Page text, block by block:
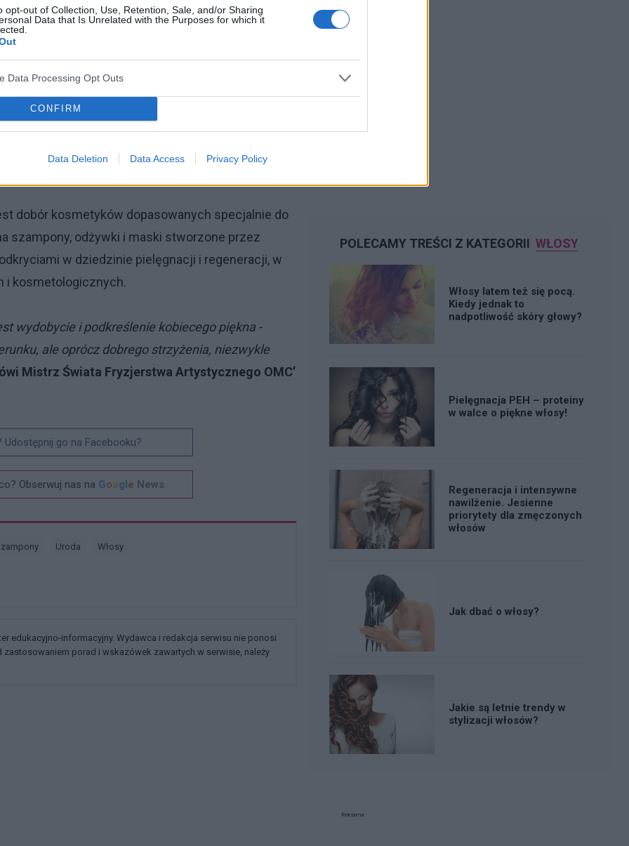
opt-out of Collection, Use, Retention, Sale, and/or Sharing
Data that Is Unrelated with the Purposes for which it
Data Processing Opt Outs
CONFIRM
Data Deletion Data Access Privacy Policy
się wiele zdrowych tłuszczów –jak
na które nasze włosy narażone są latem,
chronią włosy?
we włosie, a oprócz tego zaburzona zostaje
są podatne na uszkodzenia, łamliwe i matowe
dobór kosmetyków dopasowanych specjalnie do
szampony, odżywki i maski stworzone przez
w dziedzinie pielęgnacji i regeneracji, w
i kosmetologicznych.
wydobycie i podkreślenie kobiecego piękna -
ale oprócz dobrego strzyżenia, niezwykle
Mistrz Świata Fryzjerstwa Artystycznego OMC’
Udostępnij go na Facebooku?
Obserwuj nas na Google News
Szampony Uroda Włosy
edukacyjno-informacyjny. Wydawca i redakcja serwisu nie ponosi
porad i wskazówek zawartych w serwisie, należy
POLECAMY TREŚCI Z KATEGORII WŁOSY
Włosy latem też się pocą.
Kiedy jednak to
nadpotliwość skóry głowy?
Pielęgnacja PEH – proteiny
w walce o piękne włosy!
Regeneracja i intensywne
nawilżenie. Jesienne
priorytety dla zmęczonych
włosów
Jak dbać o włosy?
Jakie są letnie trendy w
stylizacji włosów?
Reklama: